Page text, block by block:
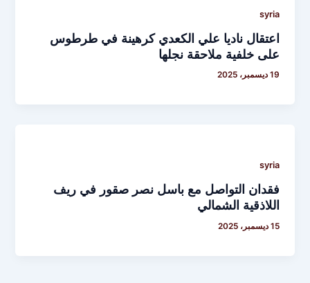
syria
اعتقال ناديا علي الكعدي كرهينة في طرطوس
على خلفية ملاحقة نجلها
19 ديسمبر، 2025
syria
فقدان التواصل مع باسل نصر صقور في ريف
اللاذقية الشمالي
15 ديسمبر، 2025